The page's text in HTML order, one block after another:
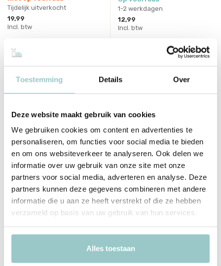
Toestemming Details Over
Deze website maakt gebruik van cookies
We gebruiken cookies om content en advertenties te
personaliseren, om functies voor social media te bieden
en om ons websiteverkeer te analyseren. Ook delen we
informatie over uw gebruik van onze site met onze
partners voor social media, adverteren en analyse. Deze
partners kunnen deze gegevens combineren met andere
informatie die u aan ze heeft verstrekt of die ze hebben
verzameld op basis van uw gebruik van hun services.
Alles toestaan
Tijdelijk uitverkocht
19,99
Incl. btw
1-2 werkdagen
12,99
Incl. btw
999 Games
Graantje de Voorste
Deliverytime
1-2 werkdagen
Deliverytime
1-2 werkdagen
17,99
Incl. btw